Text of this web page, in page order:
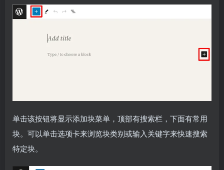
单击该按钮将显示添加块菜单，顶部有搜索栏，下面有常用
块。可以单击选项卡来浏览块类别或输入关键字来快速搜索
特定块。